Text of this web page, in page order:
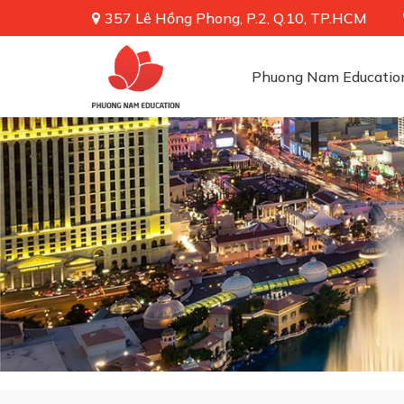
357 Lê Hồng Phong, P.2, Q.10, TP.HCM
Phuong Nam